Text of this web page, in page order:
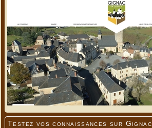
Testez vos connaissances sur Gignac